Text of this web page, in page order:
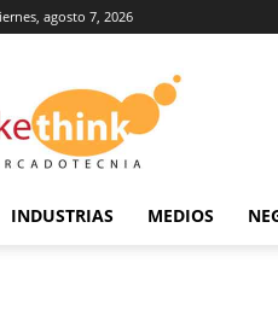
agosto 7, 2026
Markethink
INDUSTRIAS MEDIOS